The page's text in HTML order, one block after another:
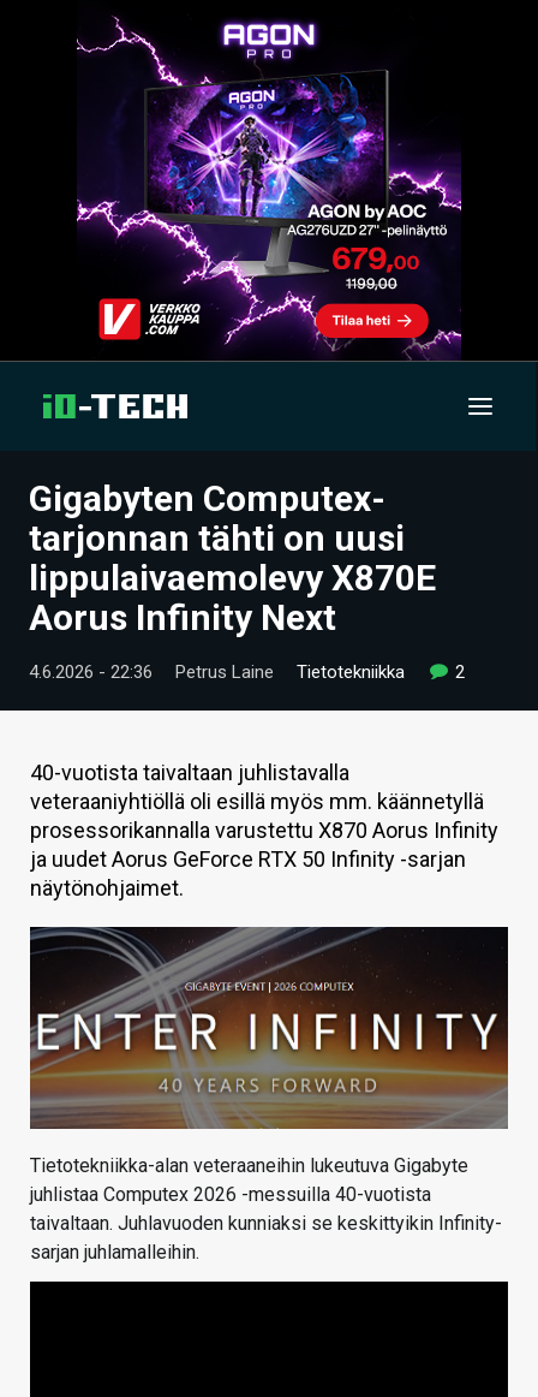
UUTISET
ARTIKKELIT
VIDEOT
TECHBBS
HINTA.FI
KAUPPA
VAIHDA TEEMA
HAKU
Gigabyten Computex-
tarjonnan tähti on uusi
lippulaivaemolevy X870E
Aorus Infinity Next
4.6.2026 - 22:36 Petrus Laine Tietotekniikka 2
40-vuotista taivaltaan juhlistavalla
veteraaniyhtiöllä oli esillä myös mm. käännetyllä
prosessorikannalla varustettu X870 Aorus Infinity
ja uudet Aorus GeForce RTX 50 Infinity -sarjan
näytönohjaimet.
Tietotekniikka-alan veteraaneihin lukeutuva Gigabyte
juhlistaa Computex 2026 -messuilla 40-vuotista
taivaltaan. Juhlavuoden kunniaksi se keskittyikin Infinity-
sarjan juhlamalleihin.